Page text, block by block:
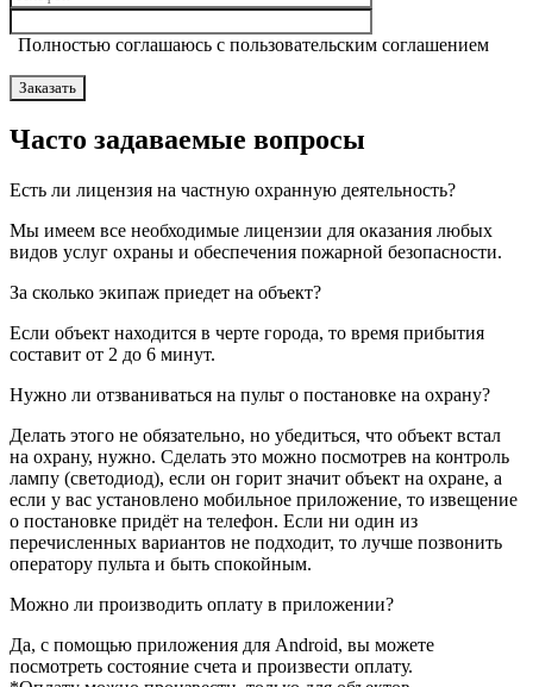
Полностью соглашаюсь с пользовательским соглашением
Часто задаваемые вопросы
Есть ли лицензия на частную охранную деятельность?
Мы имеем все необходимые лицензии для оказания любых
видов услуг охраны и обеспечения пожарной безопасности.
За сколько экипаж приедет на объект?
Если объект находится в черте города, то время прибытия
составит от 2 до 6 минут.
Нужно ли отзваниваться на пульт о постановке на охрану?
Делать этого не обязательно, но убедиться, что объект встал
на охрану, нужно. Сделать это можно посмотрев на контроль
лампу (светодиод), если он горит значит объект на охране, а
если у вас установлено мобильное приложение, то извещение
о постановке придёт на телефон. Если ни один из
перечисленных вариантов не подходит, то лучше позвонить
оператору пульта и быть спокойным.
Можно ли производить оплату в приложении?
Да, с помощью приложения для Android, вы можете
посмотреть состояние счета и произвести оплату.